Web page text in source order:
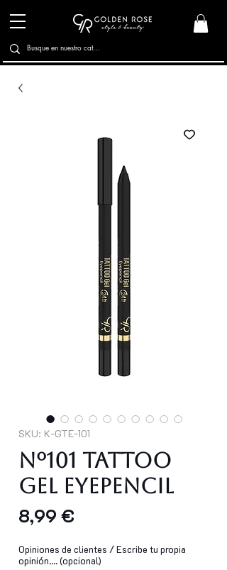
SKU: K-GTE-101
Nº101 Tattoo
Gel Eyepencil
8,99 €
Opiniones de clientes / Escribe tu propia
opinión.... (opcional)